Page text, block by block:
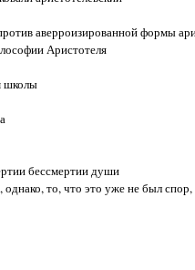
аверроизированной формы
Аристотеля
школы
бессмертии души
то, что это уже не был